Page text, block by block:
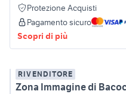
Protezione Acquisti
Pagamento sicuro
Scopri di più
RIVENDITORE
Zona Immagine di